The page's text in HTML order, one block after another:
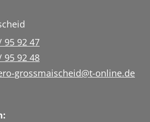
95 92 47
95 92 48
grossmaischeid@t-online.de